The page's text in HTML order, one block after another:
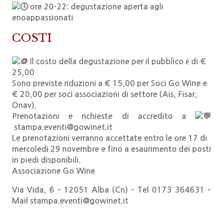
ore 20-22: degustazione aperta agli
enoappassionati
COSTI
Il costo della degustazione per il pubblico è di €
25,00
Sono previste riduzioni a € 15,00 per Soci Go Wine e
€ 20,00 per soci associazioni di settore (Ais, Fisar,
Onav).
Prenotazioni e richieste di accredito a
stampa.eventi@gowinet.it
Le prenotazioni verranno accettate entro le ore 17 di
mercoledì 29 novembre e fino a esaurimento dei posti
in piedi disponibili.
Associazione Go Wine
Via Vida, 6 – 12051 Alba (Cn) – Tel 0173 364631 –
Mail stampa.eventi@gowinet.it